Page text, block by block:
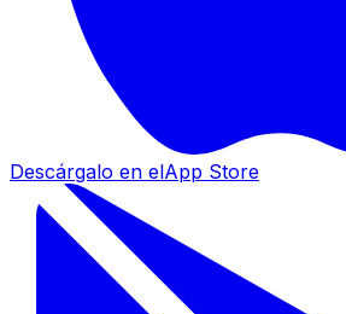
Descárgalo en elApp Store